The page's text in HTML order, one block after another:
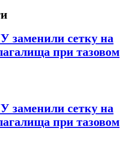
сетку на
при тазовом
сетку на
при тазовом